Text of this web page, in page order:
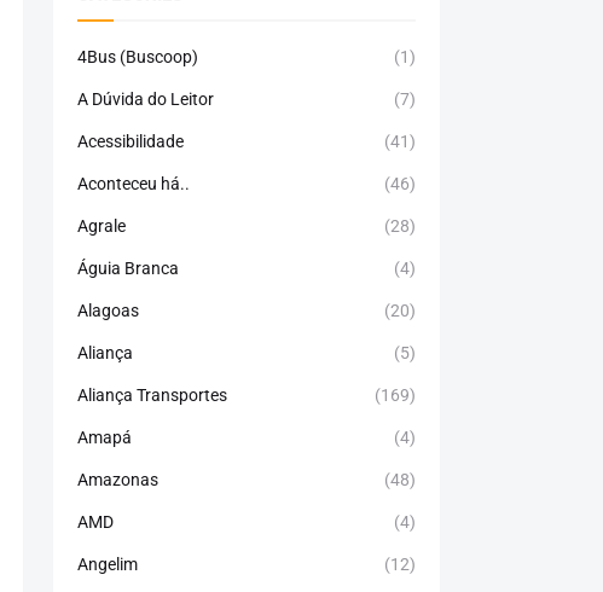
4Bus (Buscoop) (1)
A Dúvida do Leitor (7)
Acessibilidade (41)
Aconteceu há.. (46)
Agrale (28)
Águia Branca (4)
Alagoas (20)
Aliança (5)
Aliança Transportes (169)
Amapá (4)
Amazonas (48)
AMD (4)
Angelim (12)